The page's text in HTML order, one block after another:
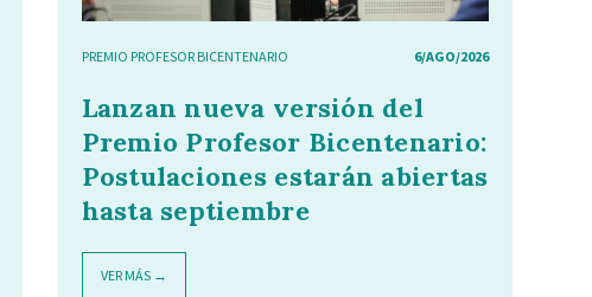
PREMIO PROFESOR BICENTENARIO 6/AGO/2026
Lanzan nueva versión del
Premio Profesor Bicentenario:
Postulaciones estarán abiertas
hasta septiembre
VER MÁS →